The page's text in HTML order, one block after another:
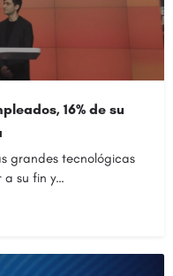
16% de su
grandes tecnológicas
a su fin y…